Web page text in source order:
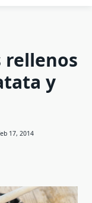
rellenos
y
17, 2014